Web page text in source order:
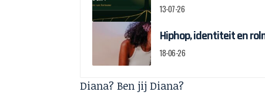
13-07-26
Hiphop, identiteit en
18-06-26
Diana?